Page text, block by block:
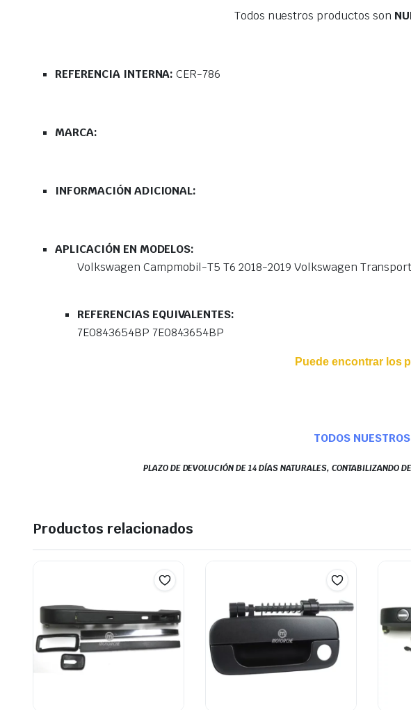
Todos nuestros productos son
REFERENCIA INTERNA:CER-786
MARCA:
INFORMACIÓN ADICIONAL:
APLICACIÓN EN MODELOS:
Volkswagen Campmobil-T5 T6 2018-2019 Volkswagen
REFERENCIAS EQUIVALENTES:
7E0843654BP 7E0843654BP
Puede encontrar los
TODOS
PLAZO DE DEVOLUCIÓN DE 14 DÍAS NATURALES, CONTABILIZANDO
Productos relacionados